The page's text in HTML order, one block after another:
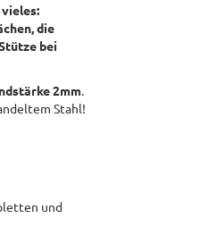
die
bei
2mm.
Stahl!
und